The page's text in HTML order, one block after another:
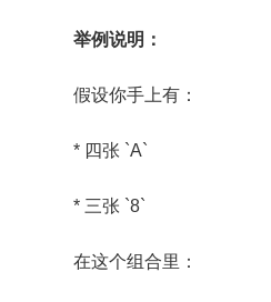
举例说明：
假设你手上有：
* 四张 `A`
* 三张 `8`
在这个组合里：